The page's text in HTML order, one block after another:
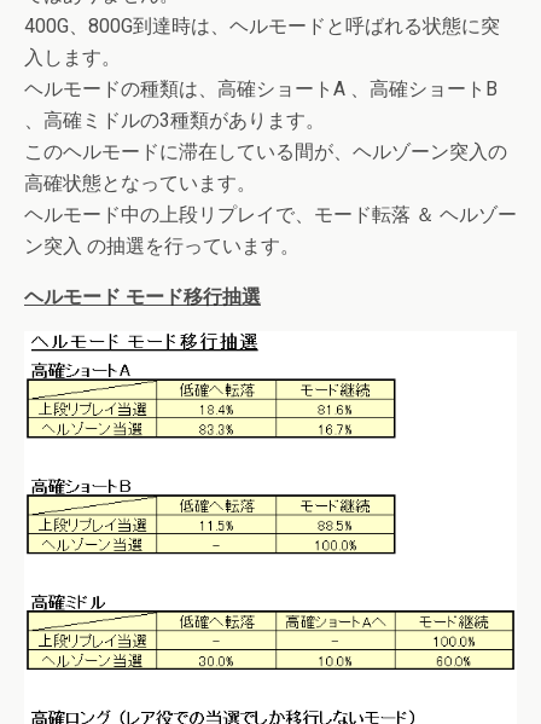
400G、800G到達時は、ヘルモードと呼ばれる状態に突
入します。
ヘルモードの種類は、高確ショートA 、高確ショートB
、高確ミドルの3種類があります。
このヘルモードに滞在している間が、ヘルゾーン突入の
高確状態となっています。
ヘルモード中の上段リプレイで、モード転落 ＆ ヘルゾー
ン突入 の抽選を行っています。
ヘルモード モード移行抽選